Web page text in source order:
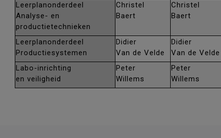
Leerplanonderdeel
Analyse- en
productietechnieken
Christel
Baert
Christel
Baert
Leerplanonderdeel
Productiesystemen
Didier
Van de Velde
Didier
Van de Velde
Labo-inrichting
en veiligheid
Peter
Willems
Peter
Willems